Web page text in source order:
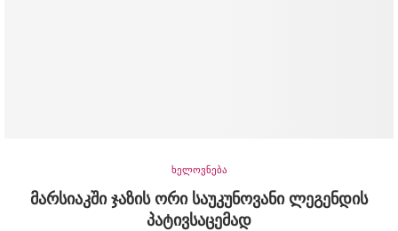
ხელოვნება
მარსიაკში ჯაზის ორი საუკუნოვანი ლეგენდის
პატივსაცემად